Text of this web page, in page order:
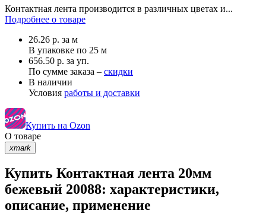
Контактная лента производится в различных цветах и...
Подробнее о товаре
26.26 р. за м
В упаковке по 25 м
656.50 р. за уп.
По сумме заказа – скидки
В наличии
Условия работы и доставки
Купить на Ozon
О товаре
xmark
Купить Контактная лента 20мм
бежевый 20088: характеристики,
описание, применение